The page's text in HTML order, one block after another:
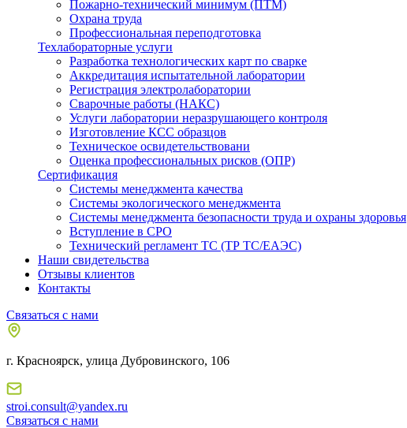
Пожарно-технический минимум (ПТМ)
Охрана труда
Профессиональная переподготовка
Техлабораторные услуги
Разработка технологических карт по сварке
Аккредитация испытательной лаборатории
Регистрация электролаборатории
Сварочные работы (НАКС)
Услуги лаборатории неразрушающего контроля
Изготовление КСС образцов
Техническое освидетельствовани
Оценка профессиональных рисков (ОПР)
Сертификация
Системы менеджмента качества
Системы экологического менеджмента
Системы менеджмента безопасности труда и охраны здоровья
Вступление в СРО
Технический регламент ТС (ТР ТС/ЕАЭС)
Наши свидетельства
Отзывы клиентов
Контакты
Связаться с нами
г. Красноярск, улица Дубровинского, 106
stroi.consult@yandex.ru
Связаться с нами